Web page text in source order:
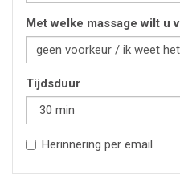
Met welke massage wilt u
geen voorkeur / ik weet
Tijdsduur
Herinnering per email